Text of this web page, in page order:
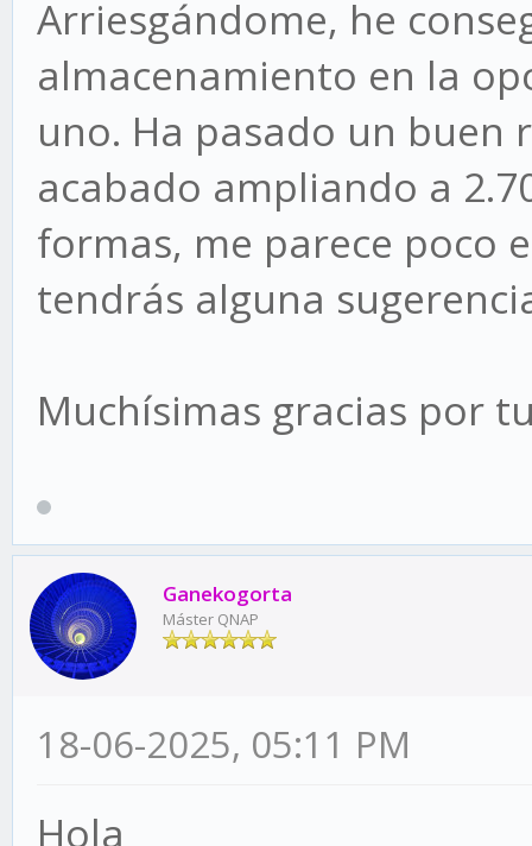
Arriesgándome, he
almacenamiento en la
uno. Ha pasado un buen
acabado ampliando a
formas, me parece poco
tendrás alguna
Muchísimas gracias por
Ganekogorta
Máster QNAP
18-06-2025, 05:11 PM
Hola